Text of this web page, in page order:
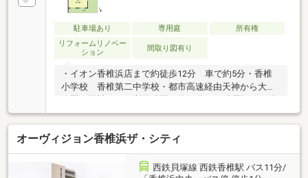
駐車場あり 専用庭
所有権
リフォームリノベー
ション
間取り図有り
・イオン香椎浜店まで約徒歩12分 車で約5分・香椎
小学校 香椎第二中学校・都市高速経由天神から大濠
香椎 徒歩約8分【日当たりの良い広い庭】お子さん
たちの遊び場として、また花壇を作ったり、季節の野
菜を植えたりご自身でカスタマイズして楽しめます♪
オーヴィジョン香椎浜ザ・シティ
西鉄貝塚線 西鉄香椎駅 バス11分/